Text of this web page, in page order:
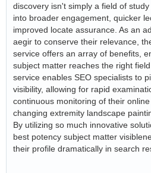
discovery isn't simply a field of
into broader engagement, quicker
improved locate assurance. As an
aegir to conserve their relevance,
service offers an array of benefits,
subject matter reaches the right
service enables SEO specialists to
visibility, allowing for rapid
continuous monitoring of their
changing extremity landscape
By utilizing so much innovative
best potency subject matter
their profile dramatically in search